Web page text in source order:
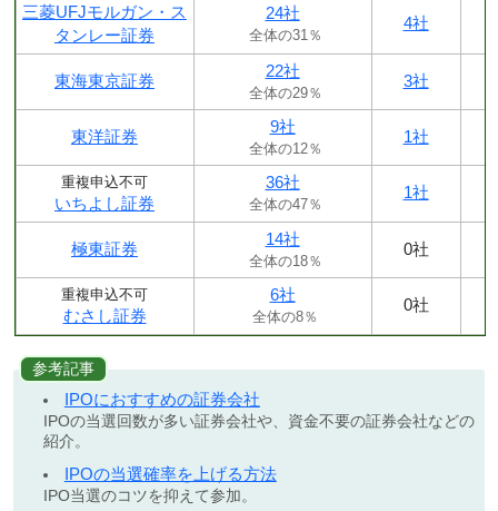
三菱UFJモルガン・ス
タンレー証券
24社
全体の31％
4社
東海東京証券
22社
全体の29％
3社
東洋証券
9社
全体の12％
1社
重複申込不可
いちよし証券
36社
全体の47％
1社
極東証券
14社
全体の18％
0社
重複申込不可
むさし証券
6社
全体の8％
0社
参考記事
IPOにおすすめの証券会社
IPOの当選回数が多い証券会社や、資金不要の証券会社などの
紹介。
IPOの当選確率を上げる方法
IPO当選のコツを抑えて参加。